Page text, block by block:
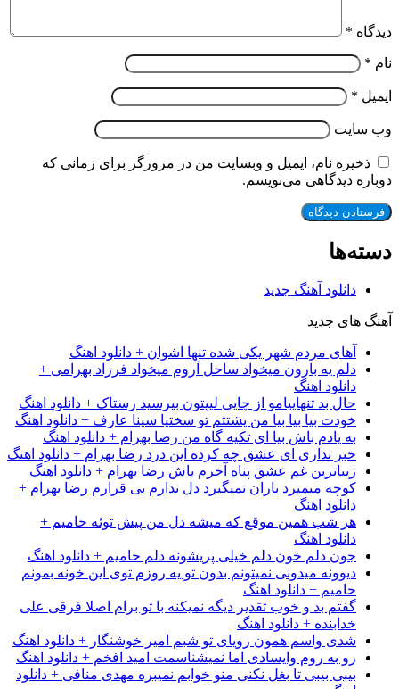
*
*
نام، ایمیل و وبسایت من در مرورگر برای زمانی که
دیدگاهی می‌نویسم.
دانلود آهنگ جدید
های جدید
آهای مردم شهر یکی شده تنها اشوان + دانلود اهنگ
دلم یه بارون میخواد ساحل آروم میخواد فرزاد بهرامی +
دانلود اهنگ
حال بد تنهاییامو از چایی لیپتون بپرسید رستاک + دانلود اهنگ
خودت بیا بیا بیا من پشتتم تو سختیا سینا عارف + دانلود اهنگ
به یادم باش بیا ای تکیه گاه من رضا بهرام + دانلود اهنگ
خبر نداری ای عشق چه کرده این درد رضا بهرام + دانلود اهنگ
زیباترین غم عشق پناه آخرم باش رضا بهرام + دانلود اهنگ
کوچه میمیرد باران نمیگیرد دل ندارم بی قرارم رضا بهرام +
دانلود اهنگ
هر شب همین موقع که میشه دل من پیش توئه حامیم +
دانلود اهنگ
جون دلم خون دلم خیلی پریشونه دلم حامیم + دانلود اهنگ
دیوونه میدونی نمیتونم بدون تو یه روزم توی این خونه بمونم
حامیم + دانلود اهنگ
گفتم بد و خوب تقدیر دیگه نمیکنه با تو برام اصلا فرقی علی
خدابنده + دانلود اهنگ
شدی واسم همون رویای تو شبم امیر خوشنگار + دانلود اهنگ
رو به روم وایسادی اما نمیشناسمت امید افخم + دانلود اهنگ
بیبی بیبی تا بغل نکنی منو خوابم نمیبره مهدی منافی + دانلود